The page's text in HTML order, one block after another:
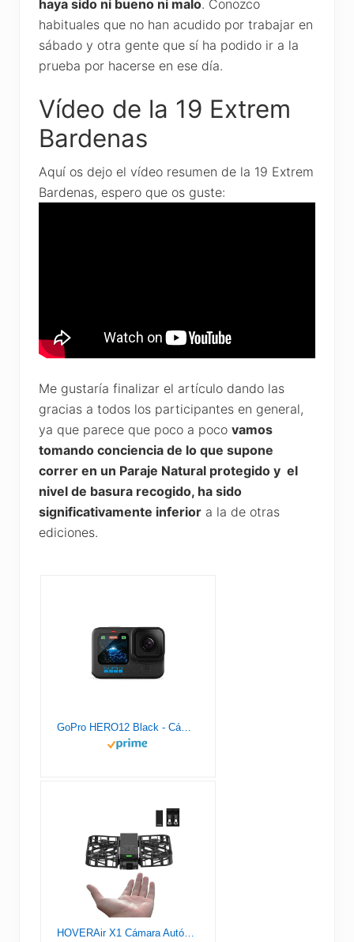
haya sido ni bueno ni malo. Conozco
habituales que no han acudido por trabajar en
sábado y otra gente que sí ha podido ir a la
prueba por hacerse en ese día.
Vídeo de la 19 Extrem
Bardenas
Aquí os dejo el vídeo resumen de la 19 Extrem
Bardenas, espero que os guste:
Me gustaría finalizar el artículo dando las
gracias a todos los participantes en general,
ya que parece que poco a poco vamos
tomando conciencia de lo que supone
correr en un Paraje Natural protegido y el
nivel de basura recogido, ha sido
significativamente inferior a la de otras
ediciones.
GoPro HERO12 Black - Cámara de acción a Prueba de Agua con Video 5.3K60 Ultra HD, Fotos de 27MP, HDR, Sensor de Imagen de 1/1.9", transmisión en Vivo, cámara Web, estabilización
HOVERAir X1 Cámara Autónoma Voladora, Dron de Bolsillo con Video HDR, Despegue de la Palma, Rutas de Vuelo Inteligentes, Modo Sígueme, Cámara de Acción con Control Manos Libres, Negro (Combo)